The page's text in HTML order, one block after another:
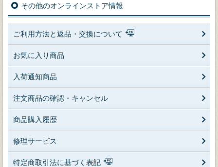
その他のオンラインストア情報
ご利用方法と返品・交換について
お気に入り商品
入荷通知商品
注文商品の確認・キャンセル
商品購入履歴
修理サービス
特定商取引法に基づく表記